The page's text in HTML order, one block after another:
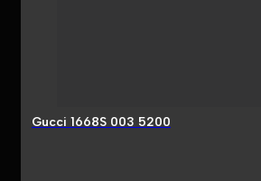
Gucci 1668S 003 5200